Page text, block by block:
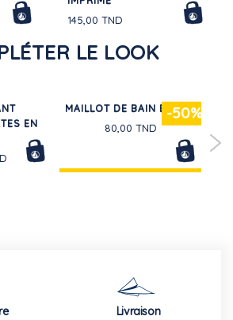
145,00 TND
LE LOOK
EN
-50%
MAILLOT DE BAIN BÉBÉ
80,00 TND
Livraison